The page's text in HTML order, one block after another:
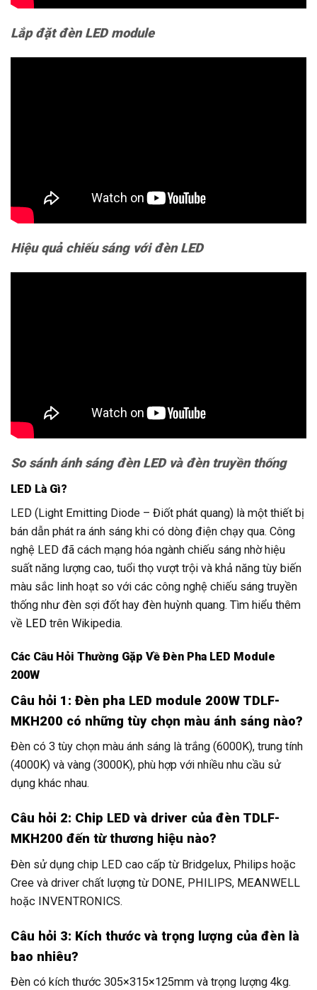
Lắp đặt đèn LED module
Hiệu quả chiếu sáng với đèn LED
So sánh ánh sáng đèn LED và đèn truyền thống
LED Là Gì?
LED (Light Emitting Diode – Điốt phát quang) là một thiết bị
bán dẫn phát ra ánh sáng khi có dòng điện chạy qua. Công
nghệ LED đã cách mạng hóa ngành chiếu sáng nhờ hiệu
suất năng lượng cao, tuổi thọ vượt trội và khả năng tùy biến
màu sắc linh hoạt so với các công nghệ chiếu sáng truyền
thống như đèn sợi đốt hay đèn huỳnh quang. Tìm hiểu thêm
về LED trên Wikipedia.
Các Câu Hỏi Thường Gặp Về Đèn Pha LED Module
200W
Câu hỏi 1: Đèn pha LED module 200W TDLF-
MKH200 có những tùy chọn màu ánh sáng nào?
Đèn có 3 tùy chọn màu ánh sáng là trắng (6000K), trung tính
(4000K) và vàng (3000K), phù hợp với nhiều nhu cầu sử
dụng khác nhau.
Câu hỏi 2: Chip LED và driver của đèn TDLF-
MKH200 đến từ thương hiệu nào?
Đèn sử dụng chip LED cao cấp từ Bridgelux, Philips hoặc
Cree và driver chất lượng từ DONE, PHILIPS, MEANWELL
hoặc INVENTRONICS.
Câu hỏi 3: Kích thước và trọng lượng của đèn là
bao nhiêu?
Đèn có kích thước 305×315×125mm và trọng lượng 4kg.